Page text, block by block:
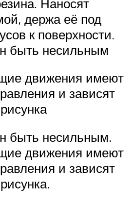
Наносят
держа её под
к поверхности.
быть несильным
движения имеют
и зависят
быть несильным.
движения имеют
и зависят